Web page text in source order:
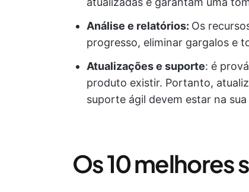
Análise e relatórios: Os
progresso, eliminar gargalos e
Atualizações e suporte: é
produto existir. Portanto,
suporte ágil devem estar na
Os 10 melhores